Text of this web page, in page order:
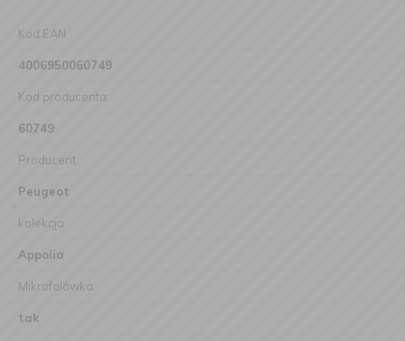
Kod EAN
4006950060749
Kod producenta
60749
Producent
Peugeot
kolekcja
Appolia
Mikrofalówka
tak